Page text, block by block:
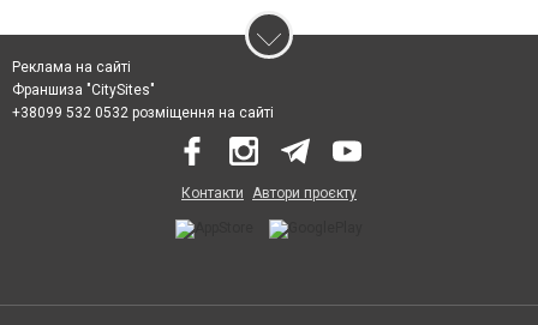
Реклама на сайті
Франшиза "CitySites"
+38099 532 0532 розміщення на сайті
Контакти Автори проєкту